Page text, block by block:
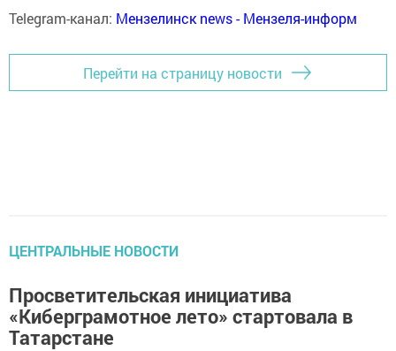
Telegram-канал: Мензелинск news - Мензеля-информ
Перейти на страницу новости
ЦЕНТРАЛЬНЫЕ НОВОСТИ
Просветительская инициатива
«Киберграмотное лето» стартовала в
Татарстане